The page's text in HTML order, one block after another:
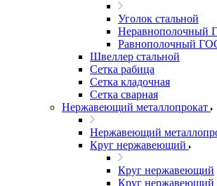
Уголок стальной
Неравнополочный
Равнополочный
Швеллер стальной
Сетка рабица
Сетка кладочная
Сетка сварная
Нержавеющий металлопрокат
Нержавеющий
Круг нержавеющий
Круг нержавеющий
Круг нержавеющий